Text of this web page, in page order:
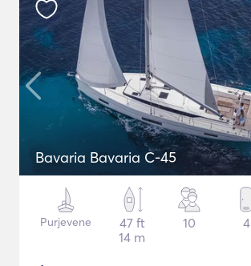
Bavaria Bavaria C-45
Purjevene
47 ft
14 m
10 4